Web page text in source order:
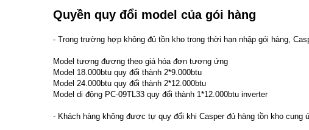
Quyền quy đổi model của gói hàng
- Trong trường hợp không đủ tồn kho trong thời hạn nhập gói hàng,
Model tương đương theo giá hóa đơn tương ứng
Model 18.000btu quy đổi thành 2*9.000btu
Model 24.000btu quy đổi thành 2*12.000btu
Model di động PC-09TL33 quy đổi thành 1*12.000btu inverter
- Khách hàng không được tự quy đổi khi Casper đủ hàng tồn kho cung